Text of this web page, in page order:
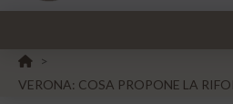
HOME
>
VERONA: COSA PROPONE LA